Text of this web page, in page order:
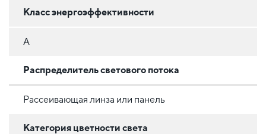
Класс энергоэффективности
A
Распределитель светового потока
Рассеивающая линза или панель
Категория цветности света